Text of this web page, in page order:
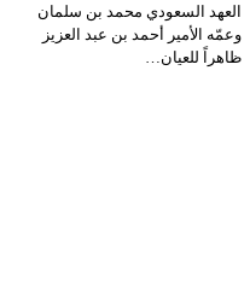
العهد السعودي محمد بن سلمان
وعمّه الأمير أحمد بن عبد العزيز
ظاهراً للعيان…